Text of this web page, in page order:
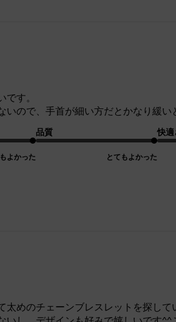
す。
いので、手首が細い方だとかなり緩い
よかった
品質
とてもよかった
快適
太めのチェーンブレスレットを探し